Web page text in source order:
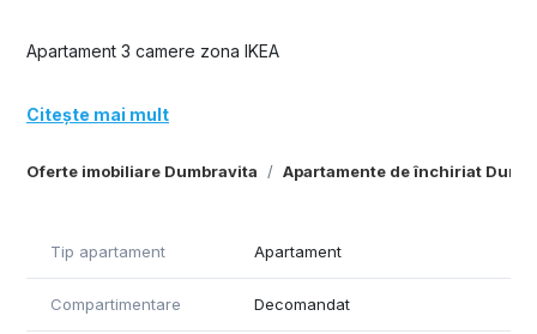
Oferte imobiliare Dumbravita Apartamente de închiriat
Apartament 3 camere zona IKEA
Citește mai mult
Tip apartament Apartament
Compartimentare Decomandat